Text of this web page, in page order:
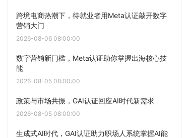
跨境电商热潮下，待就业者用Meta认证敲开数字
营销大门
2026-08-06 08:00:00
数字营销新门槛，Meta认证助你掌握出海核心技
能
2026-08-05 08:00:00
政策与市场共振，GAI认证回应AI时代新需求
2026-08-05 08:00:00
生成式AI时代，GAI认证助力职场人系统掌握AI能